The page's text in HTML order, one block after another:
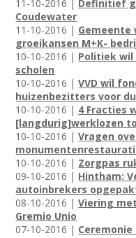
11-10-2016 | Definitief
Coudewater
11-10-2016 | Gemeente
groeikansen M+K-
10-10-2016 | Politiek
scholen
10-10-2016 |VVD wil
huizenbezitters voor
10-10-2016 | 4 Fracties
[langdurig]werklozen
10-10-2016 |Vragen
10-10-2016 | Zorgpas
09-10-2016 | Hintham:
autoinbrekers
08-10-2016 |Viering
Gremio Unio
07-10-2016 |